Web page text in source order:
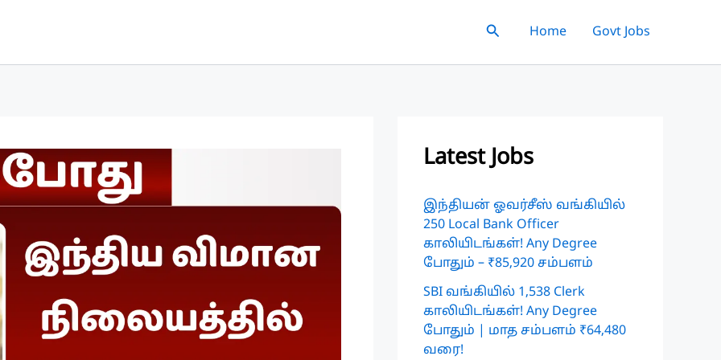
SearchHome Govt Jobs
Latest Jobs
இந்தியன் ஓவர்சீஸ் வங்கியில்
250 Local Bank Officer
காலியிடங்கள்! Any Degree
போதும் – ₹85,920 சம்பளம்
SBI வங்கியில் 1,538 Clerk
காலியிடங்கள்! Any Degree
போதும் | மாத சம்பளம் ₹64,480
வரை!